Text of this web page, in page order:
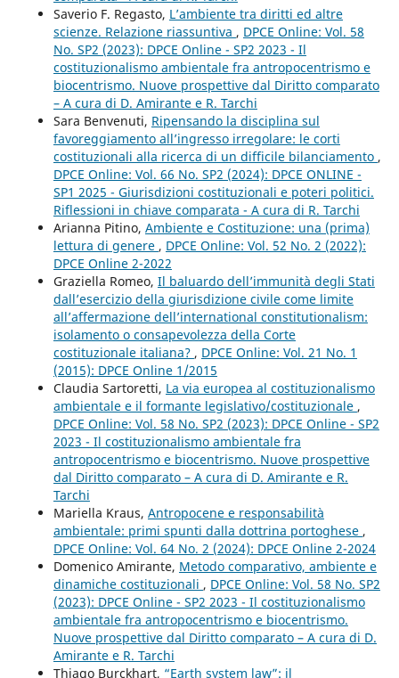
Saverio F. Regasto, L’ambiente tra diritti ed altre
scienze. Relazione riassuntiva , DPCE Online: Vol. 58
No. SP2 (2023): DPCE Online - SP2 2023 - Il
costituzionalismo ambientale fra antropocentrismo e
biocentrismo. Nuove prospettive dal Diritto comparato
– A cura di D. Amirante e R. Tarchi
Sara Benvenuti, Ripensando la disciplina sul
favoreggiamento all’ingresso irregolare: le corti
costituzionali alla ricerca di un difficile bilanciamento ,
DPCE Online: Vol. 66 No. SP2 (2024): DPCE ONLINE -
SP1 2025 - Giurisdizioni costituzionali e poteri politici.
Riflessioni in chiave comparata - A cura di R. Tarchi
Arianna Pitino, Ambiente e Costituzione: una (prima)
lettura di genere , DPCE Online: Vol. 52 No. 2 (2022):
DPCE Online 2-2022
Graziella Romeo, Il baluardo dell’immunità degli Stati
dall’esercizio della giurisdizione civile come limite
all’affermazione dell’international constitutionalism:
isolamento o consapevolezza della Corte
costituzionale italiana? , DPCE Online: Vol. 21 No. 1
(2015): DPCE Online 1/2015
Claudia Sartoretti, La via europea al costituzionalismo
ambientale e il formante legislativo/costituzionale ,
DPCE Online: Vol. 58 No. SP2 (2023): DPCE Online - SP2
2023 - Il costituzionalismo ambientale fra
antropocentrismo e biocentrismo. Nuove prospettive
dal Diritto comparato – A cura di D. Amirante e R.
Tarchi
Mariella Kraus, Antropocene e responsabilità
ambientale: primi spunti dalla dottrina portoghese ,
DPCE Online: Vol. 64 No. 2 (2024): DPCE Online 2-2024
Domenico Amirante, Metodo comparativo, ambiente e
dinamiche costituzionali , DPCE Online: Vol. 58 No. SP2
(2023): DPCE Online - SP2 2023 - Il costituzionalismo
ambientale fra antropocentrismo e biocentrismo.
Nuove prospettive dal Diritto comparato – A cura di D.
Amirante e R. Tarchi
Thiago Burckhart, “Earth system law”: il